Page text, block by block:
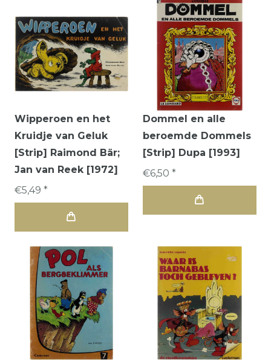
Wipperoen en het
Kruidje van Geluk
[Strip] Raimond Bär;
Jan van Reek [1972]
€5,49 *
Dommel en alle
beroemde Dommels
[Strip] Dupa [1993]
€6,50 *